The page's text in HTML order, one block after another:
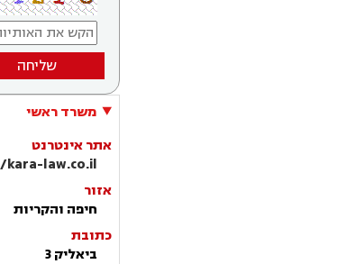
שליחה
משרד ראשי
אתר אינטרנט
kara-law.co.il/
אזור
חיפה והקריות
כתובת
ביאליק 3